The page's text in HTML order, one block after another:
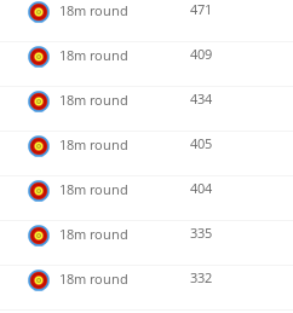
18m round 471
18m round 409
18m round 434
18m round 405
18m round 404
18m round 335
18m round 332